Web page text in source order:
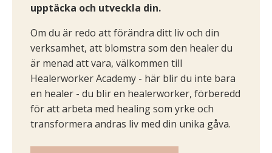
upptäcka och utveckla din.
Om du är redo att förändra ditt liv och din
verksamhet, att blomstra som den healer du
är menad att vara, välkommen till
Healerworker Academy - här blir du inte bara
en healer - du blir en healerworker, förberedd
för att arbeta med healing som yrke och
transformera andras liv med din unika gåva.